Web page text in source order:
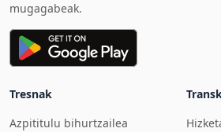
mugagabeak.
Tresnak
Azpititulu bihurtzailea